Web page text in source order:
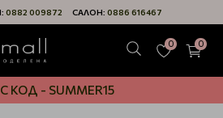
0882 009872 САЛОН: 0886 616467
0 0
КОД - SUMMER15